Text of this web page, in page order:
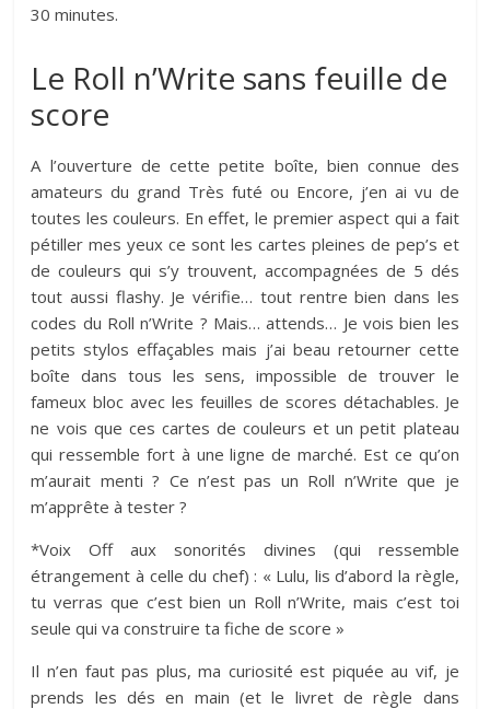
30 minutes.
Le Roll n’Write sans feuille de
score
A l’ouverture de cette petite boîte, bien connue des
amateurs du grand Très futé ou Encore, j’en ai vu de
toutes les couleurs. En effet, le premier aspect qui a fait
pétiller mes yeux ce sont les cartes pleines de pep’s et
de couleurs qui s’y trouvent, accompagnées de 5 dés
tout aussi flashy. Je vérifie… tout rentre bien dans les
codes du Roll n’Write ? Mais… attends… Je vois bien les
petits stylos effaçables mais j’ai beau retourner cette
boîte dans tous les sens, impossible de trouver le
fameux bloc avec les feuilles de scores détachables. Je
ne vois que ces cartes de couleurs et un petit plateau
qui ressemble fort à une ligne de marché. Est ce qu’on
m’aurait menti ? Ce n’est pas un Roll n’Write que je
m’apprête à tester ?
*Voix Off aux sonorités divines (qui ressemble
étrangement à celle du chef) : « Lulu, lis d’abord la règle,
tu verras que c’est bien un Roll n’Write, mais c’est toi
seule qui va construire ta fiche de score »
Il n’en faut pas plus, ma curiosité est piquée au vif, je
prends les dés en main (et le livret de règle dans